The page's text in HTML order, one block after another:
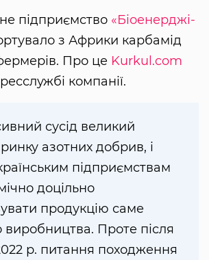
підприємство «Біоенерджі-
з Африки карбамід
Про це Kurkul.com
компанії.
сусід великий
азотних добрив, і
підприємствам
доцільно
продукцію саме
виробництва. Проте після
р. питання походження